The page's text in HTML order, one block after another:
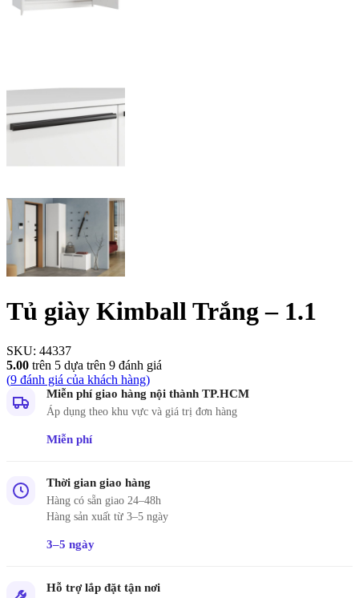
Tủ giày Kimball Trắng – 1.1
SKU: 44337
5.00 trên 5 dựa trên 9 đánh giá
(9 đánh giá của khách hàng)
Miễn phí giao hàng nội thành TP.HCM
Áp dụng theo khu vực và giá trị đơn hàng
Miễn phí
Thời gian giao hàng
Hàng có sẵn giao 24–48h
Hàng sản xuất từ 3–5 ngày
3–5 ngày
Hỗ trợ lắp đặt tận nơi